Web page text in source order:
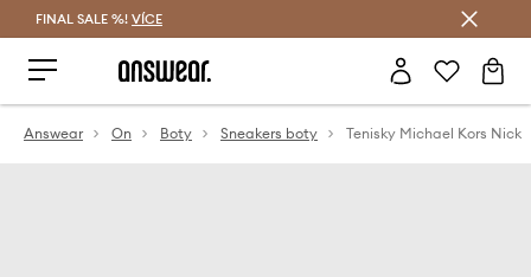
FINAL SALE %! VÍCE
Answear On Boty Sneakers boty Tenisky Michael Kors Nick